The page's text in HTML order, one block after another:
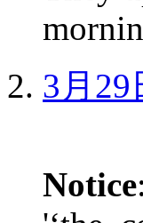
3月
Notice